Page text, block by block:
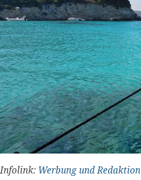
Infolink: Werbung und Redaktion